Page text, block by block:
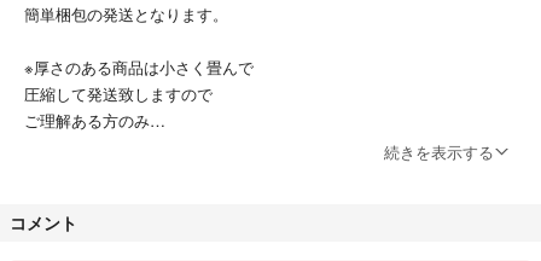
簡単梱包の発送となります。
※厚さのある商品は小さく畳んで
圧縮して発送致しますので
ご理解ある方のみ
続きを表示する
コメント